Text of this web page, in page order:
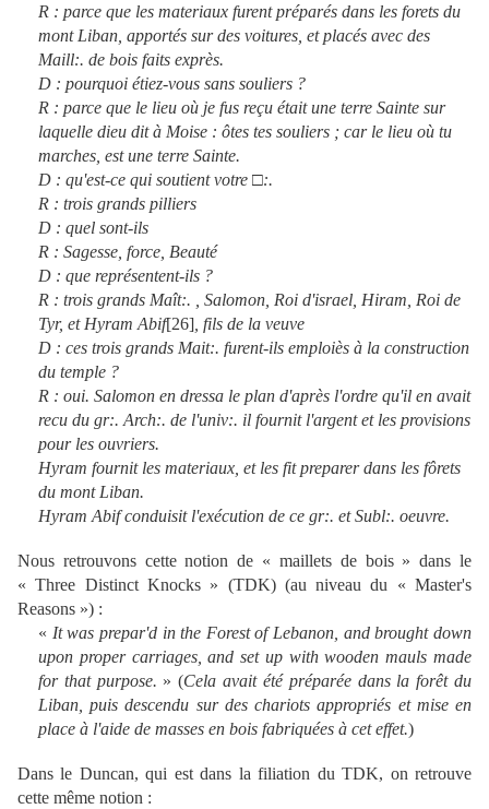
R : parce que les materiaux furent préparés dans les forets du
mont Liban, apportés sur des voitures, et placés avec des
Maill:. de bois faits exprès.
D : pourquoi étiez-vous sans souliers ?
R : parce que le lieu où je fus reçu était une terre Sainte sur
laquelle dieu dit à Moise : ôtes tes souliers ; car le lieu où tu
marches, est une terre Sainte.
D : qu'est-ce qui soutient votre □:.
R : trois grands pilliers
D : quel sont-ils
R : Sagesse, force, Beauté
D : que représentent-ils ?
R : trois grands Maît:. , Salomon, Roi d'israel, Hiram, Roi de
Tyr, et Hyram Abif[26], fils de la veuve
D : ces trois grands Mait:. furent-ils emploiès à la construction
du temple ?
R : oui. Salomon en dressa le plan d'après l'ordre qu'il en avait
recu du gr:. Arch:. de l'univ:. il fournit l'argent et les provisions
pour les ouvriers.
Hyram fournit les materiaux, et les fit preparer dans les fôrets
du mont Liban.
Hyram Abif conduisit l'exécution de ce gr:. et Subl:. oeuvre.
Nous retrouvons cette notion de « maillets de bois » dans le
« Three Distinct Knocks » (TDK) (au niveau du « Master's
Reasons ») :
« It was prepar'd in the Forest of Lebanon, and brought down
upon proper carriages, and set up with wooden mauls made
for that purpose. »(Cela avait été préparée dans la forêt du
Liban, puis descendu sur des chariots appropriés et mise en
place à l'aide de masses en bois fabriquées à cet effet.)
Dans le Duncan, qui est dans la filiation du TDK, on retrouve
cette même notion :